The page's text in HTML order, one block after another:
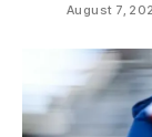
August 7,